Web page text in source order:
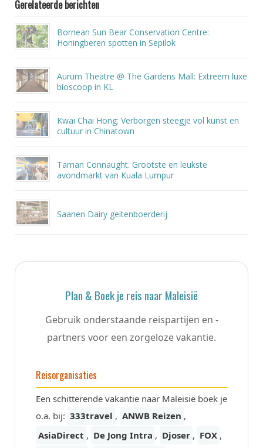
Gerelateerde berichten
Bornean Sun Bear Conservation Centre:
Honingberen spotten in Sepilok
Aurum Theatre @ The Gardens Mall: Extreem luxe
bioscoop in KL
Kwai Chai Hong: Verborgen steegje vol kunst en
cultuur in Chinatown
Taman Connaught. Grootste en leukste
avondmarkt van Kuala Lumpur
Saanen Dairy geitenboerderij
Plan & Boek je reis naar Maleisië
Gebruik onderstaande reispartijen en -
partners voor een zorgeloze vakantie.
Reisorganisaties
Een schitterende vakantie naar Maleisië boek je
o.a. bij: 333travel , ANWB Reizen ,
AsiaDirect , De Jong Intra , Djoser , FOX ,